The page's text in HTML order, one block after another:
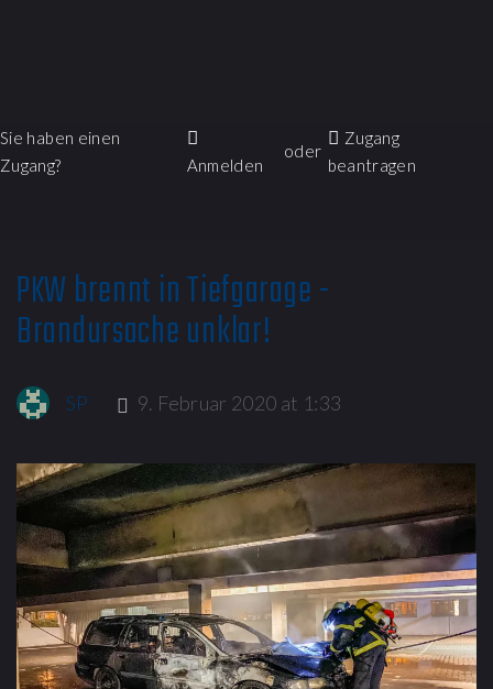
Sie haben einen
Zugang?
Anmelden
oder
Zugang
beantragen
PKW brennt in Tiefgarage -
Brandursache unklar!
SP 9. Februar 2020 at 1:33